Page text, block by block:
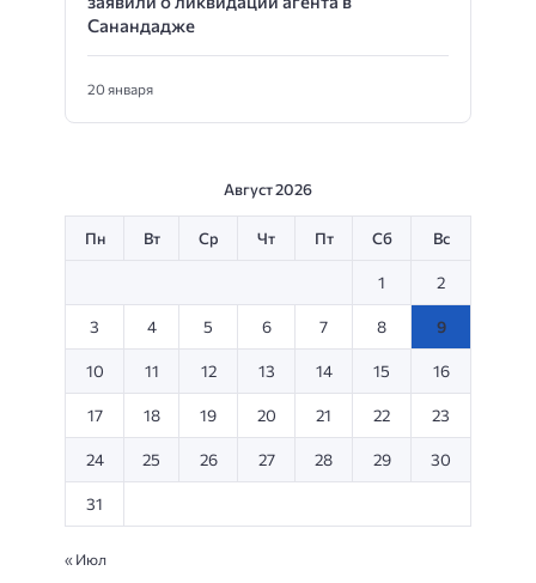
Санандадже
20 января
Август 2026
Пн Вт Ср Чт Пт Сб Вс
1 2
3 4 5 6 7 8 9
10 11 12 13 14 15 16
17 18 19 20 21 22 23
24 25 26 27 28 29 30
31
« Июл